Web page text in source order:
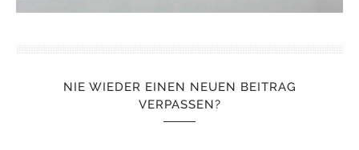
NIE WIEDER EINEN NEUEN BEITRAG
VERPASSEN?